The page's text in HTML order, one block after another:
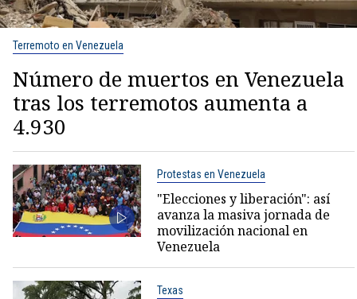
Terremoto en Venezuela
Número de muertos en Venezuela
tras los terremotos aumenta a
4.930
Protestas en Venezuela
"Elecciones y liberación": así
avanza la masiva jornada de
movilización nacional en
Venezuela
Texas